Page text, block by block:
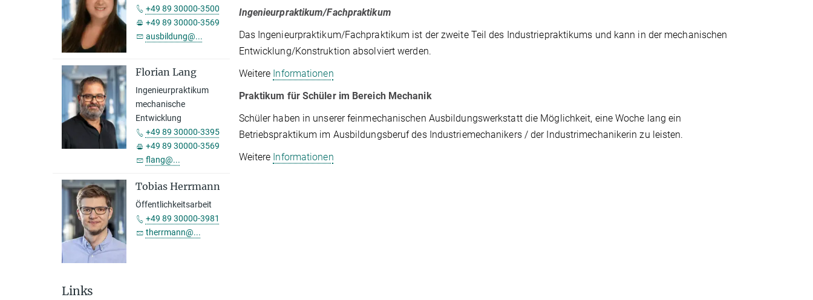
Ingenieurpraktikum/Fachpraktikum
Das Ingenieurpraktikum/Fachpraktikum ist der zweite Teil des Industriepraktikums und kann in der mechanischen
Entwicklung/Konstruktion absolviert werden.
Weitere Informationen
Praktikum für Schüler im Bereich Mechanik
Schüler haben in unserer feinmechanischen Ausbildungswerkstatt die Möglichkeit, eine Woche lang ein
Betriebspraktikum im Ausbildungsberuf des Industriemechanikers / der Industrimechanikerin zu leisten.
Weitere Informationen
+49 89 30000-3500
+49 89 30000-3569
ausbildung@...
Florian Lang
Ingenieurpraktikum
mechanische
Entwicklung
+49 89 30000-3395
+49 89 30000-3569
flang@...
Tobias Herrmann
Öffentlichkeitsarbeit
+49 89 30000-3981
therrmann@...
Links